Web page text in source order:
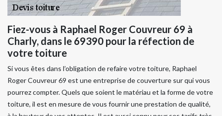
Fiez-vous à Raphael Roger Couvreur 69 à
Charly, dans le 69390 pour la réfection de
votre toiture
Si vous êtes dans l’obligation de refaire votre toiture, Raphael
Roger Couvreur 69 est une entreprise de couverture sur qui vous
pourrez compter. Quels que soient le matériau et la forme de votre
toiture, il est en mesure de vous fournir une prestation de qualité,